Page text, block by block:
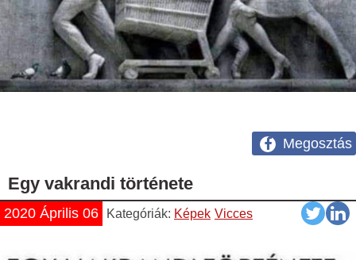
Megosztás
Egy vakrandi története
2020 Április 06 Kategóriák: Képek Vicces